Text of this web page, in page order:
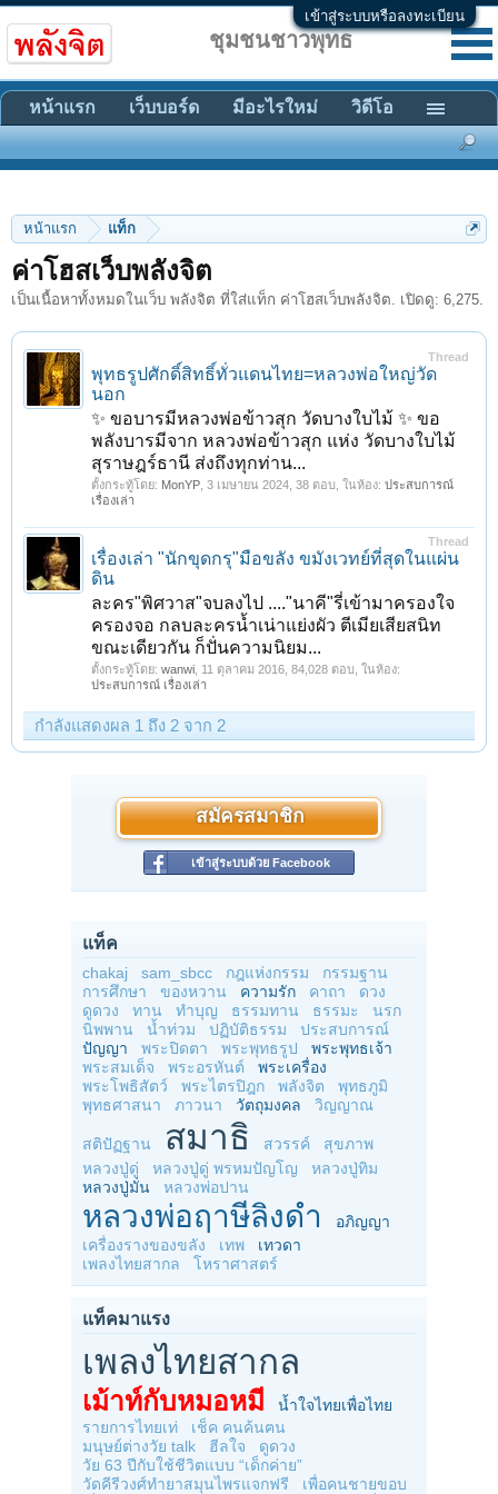
เข้าสู่ระบบหรือลงทะเบียน
หน้าแรก แท็ก
ค่าโฮสเว็บพลังจิต
เป็นเนื้อหาทั้งหมดในเว็บ พลังจิต ที่ใส่แท็ก ค่าโฮสเว็บพลังจิต. เปิดดู: 6,275.
Thread
พุทธรูปศักดิ์สิทธิ์ทั่วแดนไทย=หลวงพ่อใหญ่วัด
นอก
✨ ขอบารมีหลวงพ่อข้าวสุก วัดบางใบไม้ ✨ ขอ
พลังบารมีจาก หลวงพ่อข้าวสุก แห่ง วัดบางใบไม้
สุราษฎร์ธานี ส่งถึงทุกท่าน...
ตั้งกระทู้โดย: MonYP 3 เมษายน 2024 , 38 ตอบ, ในห้อง: ประสบการณ์
เรื่องเล่า
Thread
เรื่องเล่า "นักขุดกรุ"มือขลัง ขมังเวทย์ที่สุดในแผ่น
ดิน
ละคร"พิศวาส"จบลงไป ...."นาคี"รี่เข้ามาครองใจ
ครองจอ กลบละครน้ำเน่าแย่งผัว ตีเมียเสียสนิท
ขณะเดียวกัน ก็ปั่นความนิยม...
ตั้งกระทู้โดย: wanwi 11 ตุลาคม 2016 , 84,028 ตอบ, ในห้อง:
ประสบการณ์ เรื่องเล่า
กำลังแสดงผล 1 ถึง 2 จาก 2
สมัครสมาชิก
เข้าสู่ระบบด้วย Facebook
แท็ค
chakaj sam_sbcc กฎแห่งกรรม
กรรมฐาน
การศึกษา
ของหวาน ความรัก คาถา
ดวง
ดูดวง
ทาน ทำบุญ ธรรมทาน ธรรมะ
นรก
นิพพาน
น้ำท่วม ปฏิบัติธรรม
ประสบการณ์
ปัญญา
พระปิดตา พระพุทธรูป
พระพุทธเจ้า
พระสมเด็จ
พระอรหันต์
พระเครื่อง
พระโพธิสัตว์
พระไตรปิฎก พลังจิต
พุทธภูมิ
พุทธศาสนา
ภาวนา วัตถุมงคล วิญญาณ
สติปัฏฐาน สมาธิ สวรรค์
สุขภาพ
หลวงปู่ดู่
หลวงปู่ดู่ พรหมปัญโญ
หลวงปู่ทิม
หลวงปู่มั่น
หลวงพ่อปาน
หลวงพ่อฤาษีลิงดำ
อภิญญา
เครื่องรางของขลัง
เทพ
เทวดา
เพลงไทยสากล
โหราศาสตร์
แท็คมาแรง
เพลงไทยสากล
เม้าท์กับหมอหมี
น้ำใจไทยเพื่อไทย
รายการไทยเท่
เช็ค คนค้นฅน
มนุษย์ต่างวัย talk
ฮีลใจ
ดูดวง
วัย 63 ปีกับใช้ชีวิตแบบ “เด็กค่าย”
วัดคีรีวงศ์ทำยาสมุนไพรแจกฟรี
เพื่อคนชายขอบ
ชุมชนชาวพุทธ
หน้าแรก เว็บบอร์ด มีอะไรใหม่ วิดีโอ